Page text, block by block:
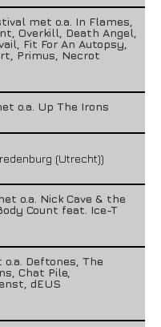
met o.a. In Flames,
Overkill, Death Angel,
Fit For An Autopsy,
Primus, Necrot
o.a. Up The Irons
(Utrecht))
o.a. Nick Cave & the
Count feat. Ice-T
Deftones, The
Chat Pile,
dEUS